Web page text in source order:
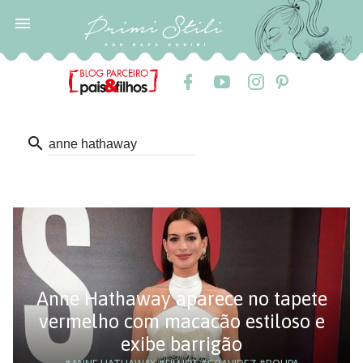

search
Anne Hathaway aparece no tapete
vermelho com macacão estiloso e
exibe barrigão